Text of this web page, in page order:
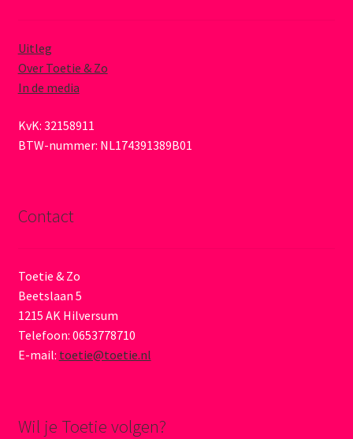
Uitleg
Over Toetie & Zo
In de media
KvK: 32158911
BTW-nummer: NL174391389B01
Contact
Toetie & Zo
Beetslaan 5
1215 AK Hilversum
Telefoon: 0653778710
E-mail: toetie@toetie.nl
Wil je Toetie volgen?